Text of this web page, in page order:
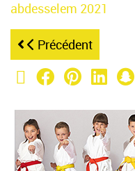
abdesselem 2021
Précédent
X (Twitter)
Facebook
Pinterest